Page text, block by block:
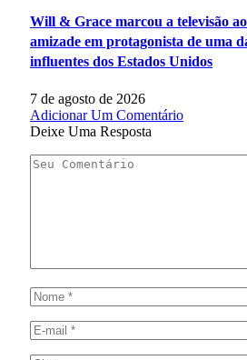
Will & Grace marcou a televisão
amizade em protagonista de uma
influentes dos Estados Unidos
7 de agosto de 2026
Adicionar Um Comentário
Deixe Uma Resposta